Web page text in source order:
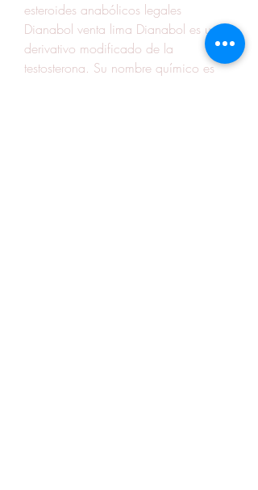
esteroides anabólicos legales
Dianabol venta lima Dianabol es un
derivativo modificado de la
testosterona. Su nombre químico es